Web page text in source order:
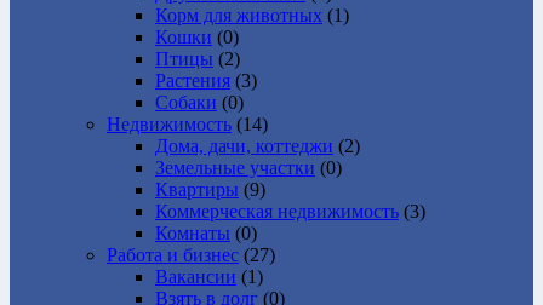
Корм для животных (1)
Кошки (0)
Птицы (2)
Растения (3)
Собаки (0)
Недвижимость (14)
Дома, дачи, коттеджи (2)
Земельные участки (0)
Квартиры (9)
Коммерческая недвижимость (3)
Комнаты (0)
Работа и бизнес (27)
Вакансии (1)
Взять в долг (0)